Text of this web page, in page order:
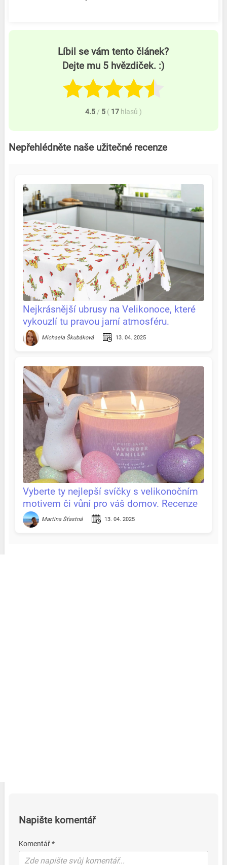
Líbil se vám tento článek?
Dejte mu 5 hvězdiček. :)
4.5 / 5 ( 17 hlasů )
Nepřehlédněte naše užitečné recenze
Nejkrásnější ubrusy na Velikonoce, které
vykouzlí tu pravou jarní atmosféru.
Recenze & tipy na jednom místě
Michaela Škubáková 13. 04. 2025
Vyberte ty nejlepší svíčky s velikonočním
motivem či vůní pro váš domov. Recenze
& tipy na jednom místě
Martina Šťastná 13. 04. 2025
Napište komentář
Komentář *